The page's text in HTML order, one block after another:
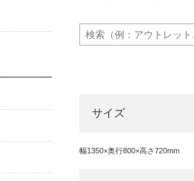
サイズ
幅1350×奥行800×高さ720mm